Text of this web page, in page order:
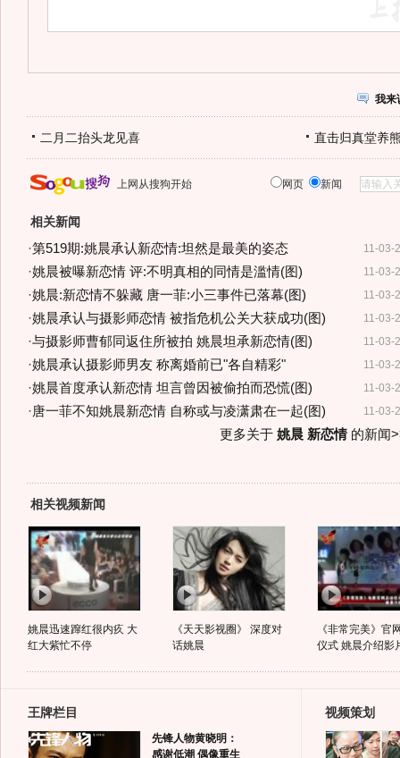
我来
二月二抬头龙见喜 直击归真堂养
上网从搜狗开始 网页 新闻
相关新闻
11-03-
·第519期:姚晨承认新恋情:坦然是最美的姿态
11-03-
·姚晨被曝新恋情 评:不明真相的同情是滥情(图)
11-03-
·姚晨:新恋情不躲藏 唐一菲:小三事件已落幕(图)
11-03-
·姚晨承认与摄影师恋情 被指危机公关大获成功(图)
11-03-
·与摄影师曹郁同返住所被拍 姚晨坦承新恋情(图)
11-03-
·姚晨承认摄影师男友 称离婚前已"各自精彩"
11-03-
·姚晨首度承认新恋情 坦言曾因被偷拍而恐慌(图)
11-03-
·唐一菲不知姚晨新恋情 自称或与凌潇肃在一起(图)
更多关于 姚晨 新恋情的新闻
相关视频新闻
姚晨迅速蹿红很内疚 大
红大紫忙不停
《天天影视圈》 深度对
话姚晨
《非常完美》官
仪式 姚晨介绍影
王牌栏目
先锋人物黄晓明：
感谢低潮 偶像重生
视频策划